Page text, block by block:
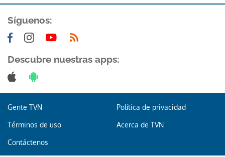
Gracias por suscribirte a nuestro boletín.
ACEPTAR
Síguenos:
Descubre nuestras apps:
Gente TVN Política de privacidad
Términos de uso Acerca de TVN
Contáctenos